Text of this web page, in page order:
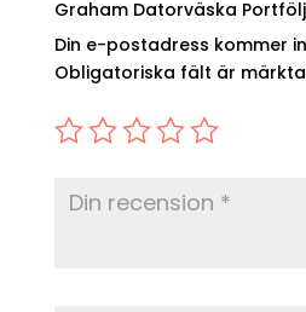
Graham Datorväska
Din e-postadress kommer
Obligatoriska fält är märkta